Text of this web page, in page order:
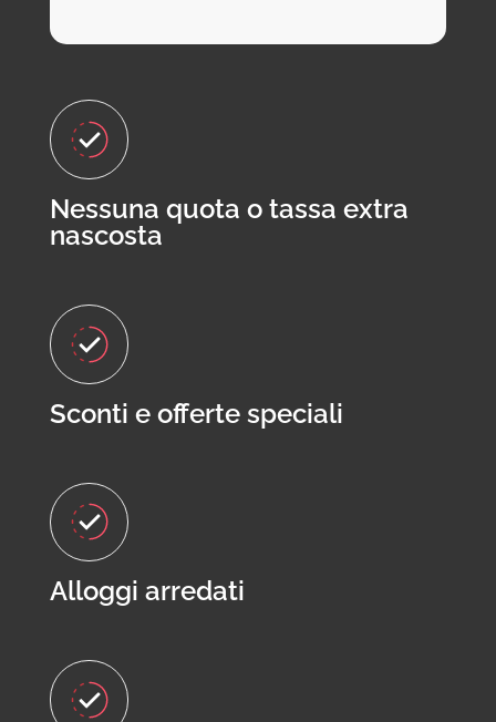
Nessuna quota o tassa extra
nascosta
Sconti e offerte speciali
Alloggi arredati